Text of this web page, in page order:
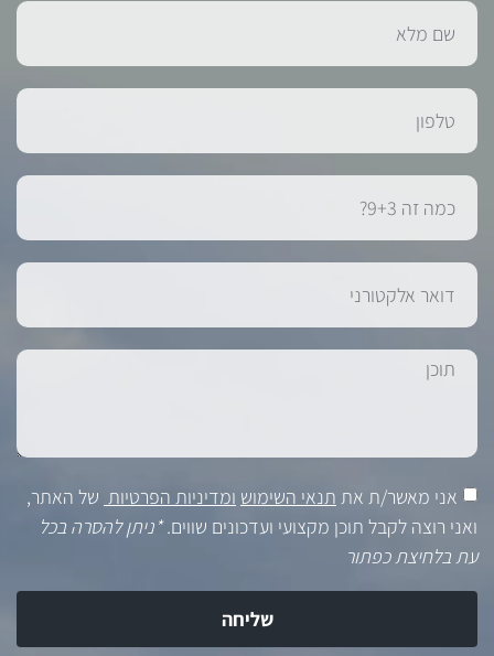
אני מאשר/ת את תנאי השימוש ומדיניות הפרטיות של האתר,
ואני רוצה לקבל תוכן מקצועי ועדכונים שווים.*ניתן להסרה בכל
עת בלחיצת כפתור
שליחה